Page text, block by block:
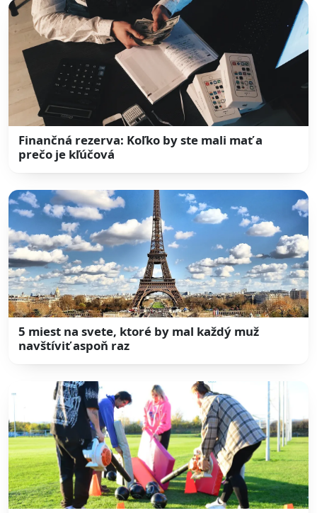
Finančná rezerva: Koľko by ste mali mať a
prečo je kľúčová
5 miest na svete, ktoré by mal každý muž
navštíviť aspoň raz